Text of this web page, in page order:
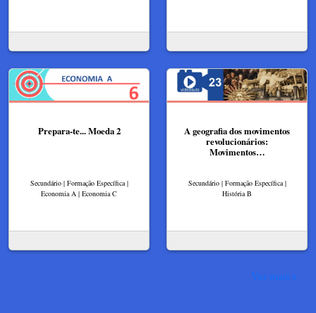
Prepara-te... Moeda 2
Secundário | Formação Específica |
Economia A | Economia C
A geografia dos movimentos
revolucionários:
Movimentos…
Secundário | Formação Específica |
História B
Ver mais